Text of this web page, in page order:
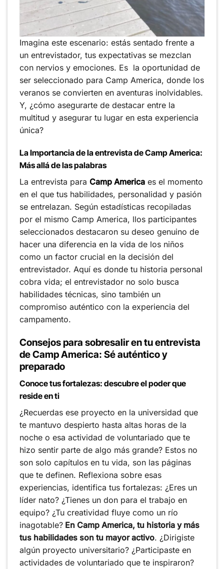
Imagina este escenario: estás sentado frente a
un entrevistador, tus expectativas se mezclan
con nervios y emociones. Es la oportunidad de
ser seleccionado para Camp America, donde los
veranos se convierten en aventuras inolvidables.
Y, ¿cómo asegurarte de destacar entre la
multitud y asegurar tu lugar en esta experiencia
única?
La Importancia de la entrevista de Camp America:
Más allá de las palabras
La entrevista para Camp America es el momento
en el que tus habilidades, personalidad y pasión
se entrelazan. Según estadísticas recopiladas
por el mismo Camp America, llos participantes
seleccionados destacaron su deseo genuino de
hacer una diferencia en la vida de los niños
como un factor crucial en la decisión del
entrevistador. Aquí es donde tu historia personal
cobra vida; el entrevistador no solo busca
habilidades técnicas, sino también un
compromiso auténtico con la experiencia del
campamento.
Consejos para sobresalir en tu entrevista
de Camp America: Sé auténtico y
preparado
Conoce tus fortalezas: descubre el poder que
reside en ti
¿Recuerdas ese proyecto en la universidad que
te mantuvo despierto hasta altas horas de la
noche o esa actividad de voluntariado que te
hizo sentir parte de algo más grande? Estos no
son solo capítulos en tu vida, son las páginas
que te definen. Reflexiona sobre esas
experiencias, identifica tus fortalezas: ¿Eres un
líder nato? ¿Tienes un don para el trabajo en
equipo? ¿Tu creatividad fluye como un río
inagotable? En Camp America, tu historia y más
tus habilidades son tu mayor activo. ¿Dirigiste
algún proyecto universitario? ¿Participaste en
actividades de voluntariado que te inspiraron?